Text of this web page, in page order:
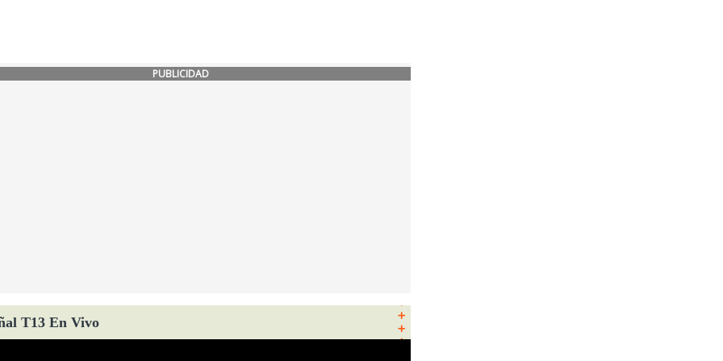
PUBLICIDAD
T13 En Vivo